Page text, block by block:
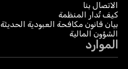
الاتصال بنا
كيف تُدار المنظمة
بيان قانون مكافحة العبودية الحديثة
الشؤون المالية
الموارد